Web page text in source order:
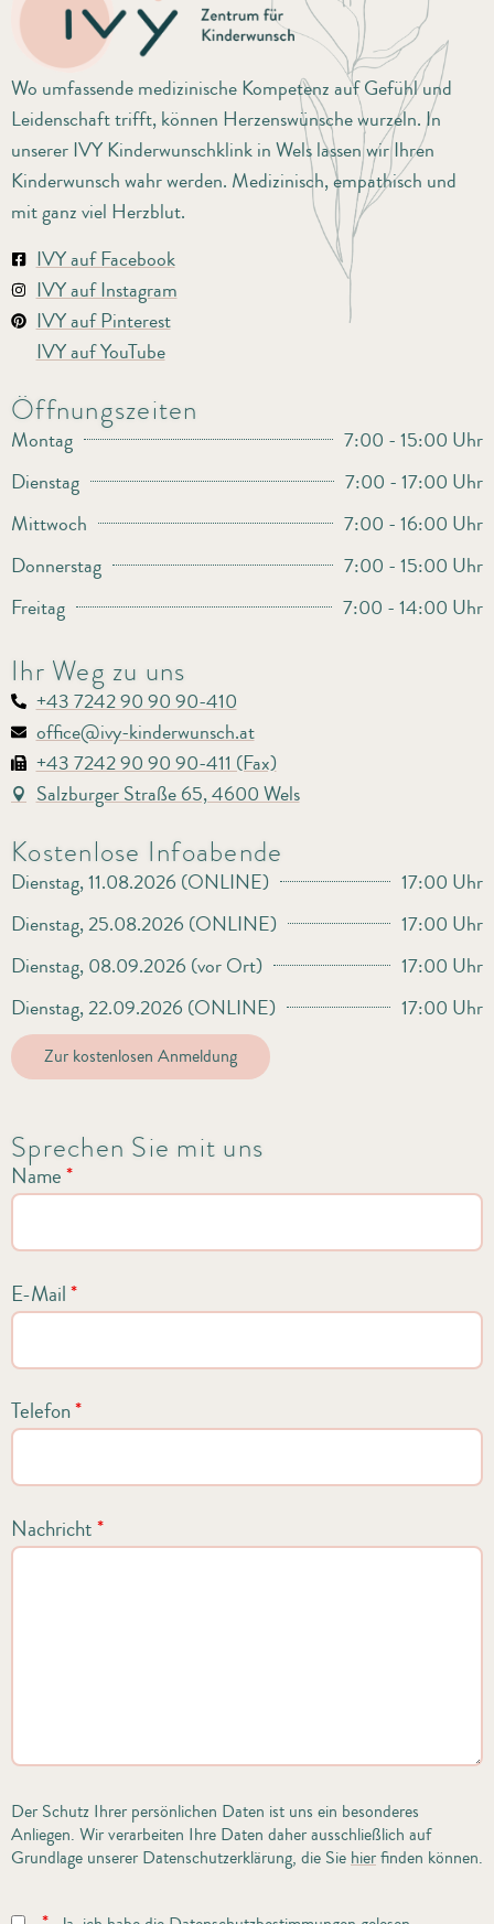
Wo umfassende medizinische Kompetenz auf Gefühl und
Leidenschaft trifft, können Herzenswünsche wurzeln. In
unserer IVY Kinderwunschklink in Wels lassen wir Ihren
Kinderwunsch wahr werden. Medizinisch, empathisch und
mit ganz viel Herzblut.
IVY auf Facebook
IVY auf Instagram
IVY auf Pinterest
IVY auf YouTube
Öffnungszeiten
Montag
7:00 - 15:00 Uhr
Dienstag
7:00 - 17:00 Uhr
Mittwoch
7:00 - 16:00 Uhr
Donnerstag
7:00 - 15:00 Uhr
Freitag
7:00 - 14:00 Uhr
Ihr Weg zu uns
+43 7242 90 90 90-410
office@ivy-kinderwunsch.at
+43 7242 90 90 90-411 (Fax)
Salzburger Straße 65, 4600 Wels
Kostenlose Infoabende
Dienstag, 11.08.2026 (ONLINE)
17:00 Uhr
Dienstag, 25.08.2026 (ONLINE)
17:00 Uhr
Dienstag, 08.09.2026 (vor Ort)
17:00 Uhr
Dienstag, 22.09.2026 (ONLINE)
17:00 Uhr
Zur kostenlosen Anmeldung
Sprechen Sie mit uns
Name*
E-Mail*
Telefon*
Nachricht*
Der Schutz Ihrer persönlichen Daten ist uns ein besonderes
Anliegen. Wir verarbeiten Ihre Daten daher ausschließlich auf
Grundlage unserer Datenschutzerklärung, die Sie hierfinden können.